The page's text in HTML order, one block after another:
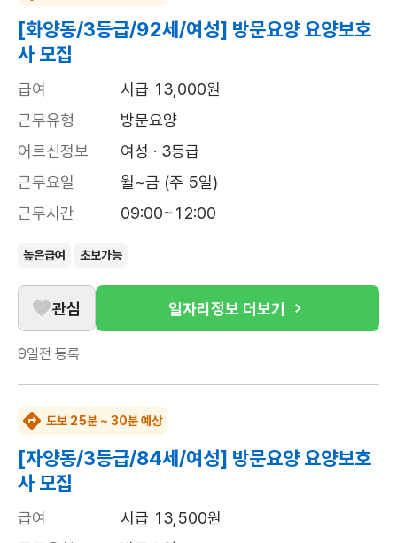
[화양동/3등급/92세/여성] 방문요양 요양보호
사 모집
급여
시급 13,000원
근무유형
방문요양
어르신정보
여성 · 3등급
근무요일
월~금 (주 5일)
근무시간
09:00~12:00
높은급여 초보가능
관심 일자리정보 더보기
9일전 등록
도보 25분 ~ 30분 예상
[자양동/3등급/84세/여성] 방문요양 요양보호
사 모집
급여
시급 13,500원